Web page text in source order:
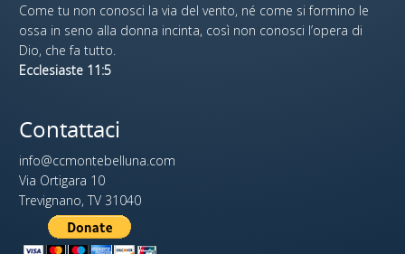
Come tu non conosci la via del vento, né come si formino le
ossa in seno alla donna incinta, così non conosci l’opera di
Dio, che fa tutto.
Ecclesiaste 11:5
Contattaci
info@ccmontebelluna.com
Via Ortigara 10
Trevignano, TV 31040